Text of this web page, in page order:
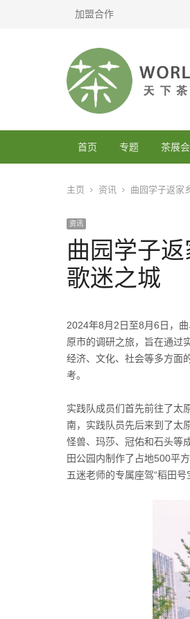
加盟合作
首页 专题 茶展会
主页 资讯 曲园学子返家
资讯
曲园学子
歌迷之城
2024年8月2日至8月6日，
原市的调研之旅，旨在通过
经济、文化、社会等多方面
考。
实践队成员们首先前往了太
南，实践队员先后来到了太
怪兽、玛莎、冠佑和石头等
田公园内制作了占地500平
五迷老师的专属座驾“稻田